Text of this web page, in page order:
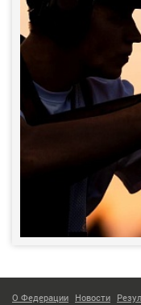
О Федерации Новости